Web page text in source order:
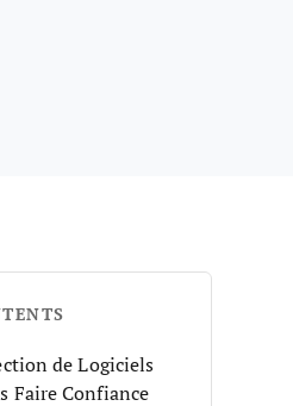
de Logiciels
Faire Confiance